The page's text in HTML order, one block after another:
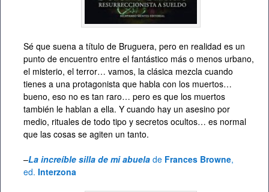
Sé que suena a título de Bruguera, pero en realidad es un
punto de encuentro entre el fantástico más o menos urbano,
el misterio, el terror… vamos, la clásica mezcla cuando
tienes a una protagonista que habla con los muertos…
bueno, eso no es tan raro… pero es que los muertos
también le hablan a ella. Y cuando hay un asesino por
medio, rituales de todo tipo y secretos ocultos… es normal
que las cosas se agiten un tanto.
–La increíble silla de mi abuela de Frances Browne,
ed. Interzona